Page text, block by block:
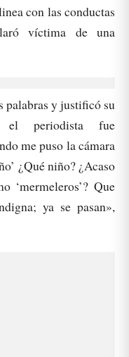
con las conductas
víctima de una
palabras y justificó su
el periodista fue
me puso la cámara
¿Qué niño? ¿Acaso
‘mermeleros’? Que
ya se pasan»,